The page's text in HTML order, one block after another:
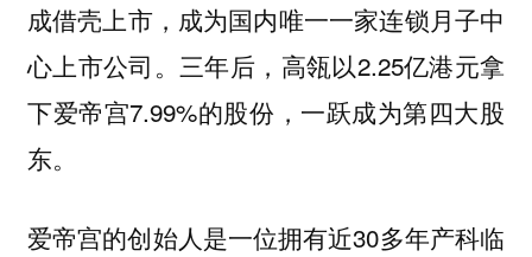
成借壳上市，成为国内唯一一家连锁月子中
心上市公司。三年后，高瓴以2.25亿港元拿
下爱帝宫7.99%的股份，一跃成为第四大股
东。
爱帝宫的创始人是一位拥有近30多年产科临